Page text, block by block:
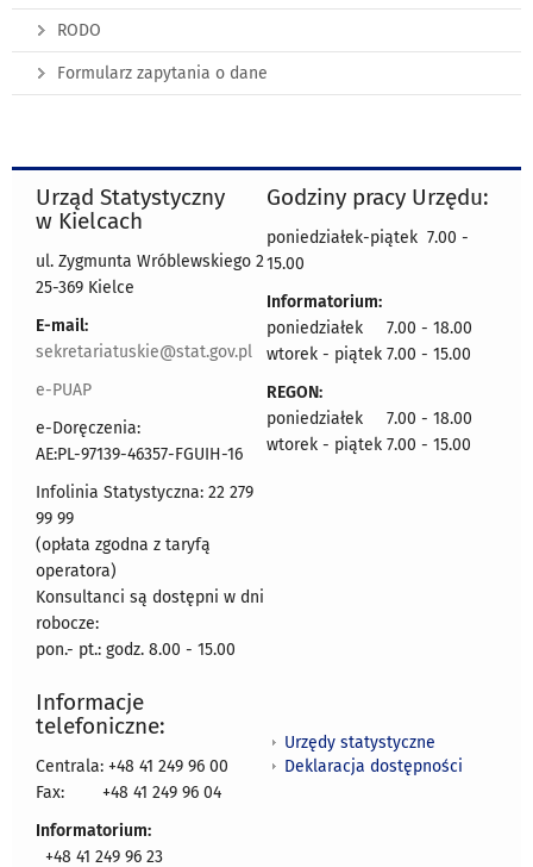
RODO
Formularz zapytania o dane
Urząd Statystyczny
w Kielcach
ul. Zygmunta Wróblewskiego 2
25-369 Kielce
E-mail:
sekretariatuskie@stat.gov.pl
e-PUAP
e-Doręczenia:
AE:PL-97139-46357-FGUIH-16
Infolinia Statystyczna: 22 279
99 99
(opłata zgodna z taryfą
operatora)
Konsultanci są dostępni w dni
robocze:
pon.- pt.: godz. 8.00 - 15.00
Godziny pracy Urzędu:
poniedziałek-piątek 7.00 -
15.00
Informatorium:
poniedziałek 7.00 - 18.00
wtorek - piątek 7.00 - 15.00
REGON:
poniedziałek 7.00 - 18.00
wtorek - piątek 7.00 - 15.00
Informacje
telefoniczne:
Centrala: +48 41 249 96 00
Fax:
+48 41 249 96 04
Informatorium:
+48 41 249 96 23
Urzędy statystyczne
Deklaracja dostępności